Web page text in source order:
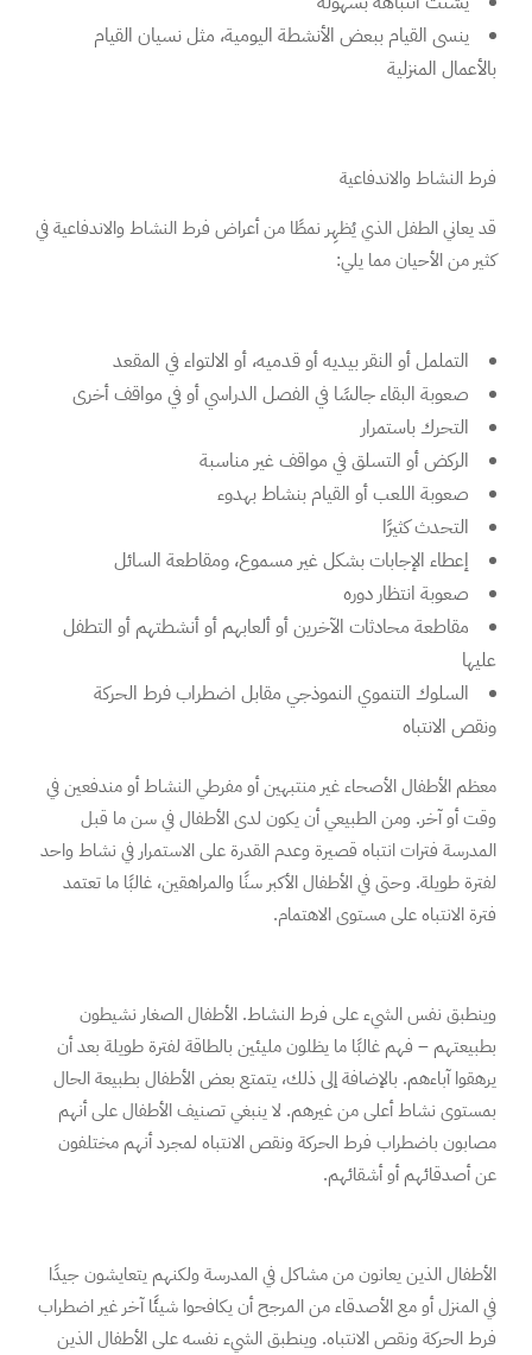
ينسى القيام ببعض الأنشطة اليومية، مثل نسيان القيام
بالأعمال المنزلية
فرط النشاط والاندفاعية
قد يعاني الطفل الذي يُظهِر نمطًا من أعراض فرط النشاط والاندفاعية في
كثير من الأحيان مما يلي:
التململ أو النقر بيديه أو قدميه، أو الالتواء في المقعد
صعوبة البقاء جالسًا في الفصل الدراسي أو في مواقف أخرى
التحرك باستمرار
الركض أو التسلق في مواقف غير مناسبة
صعوبة اللعب أو القيام بنشاط بهدوء
التحدث كثيرًا
إعطاء الإجابات بشكل غير مسموع، ومقاطعة السائل
صعوبة انتظار دوره
مقاطعة محادثات الآخرين أو ألعابهم أو أنشطتهم أو التطفل
عليها
السلوك التنموي النموذجي مقابل اضطراب فرط الحركة
ونقص الانتباه
معظم الأطفال الأصحاء غير منتبهين أو مفرطي النشاط أو مندفعين في
وقت أو آخر. ومن الطبيعي أن يكون لدى الأطفال في سن ما قبل
المدرسة فترات انتباه قصيرة وعدم القدرة على الاستمرار في نشاط واحد
لفترة طويلة. وحتى في الأطفال الأكبر سنًا والمراهقين، غالبًا ما تعتمد
فترة الانتباه على مستوى الاهتمام.
وينطبق نفس الشيء على فرط النشاط. الأطفال الصغار نشيطون
بطبيعتهم – فهم غالبًا ما يظلون مليئين بالطاقة لفترة طويلة بعد أن
يرهقوا آباءهم. بالإضافة إلى ذلك، يتمتع بعض الأطفال بطبيعة الحال
بمستوى نشاط أعلى من غيرهم. لا ينبغي تصنيف الأطفال على أنهم
مصابون باضطراب فرط الحركة ونقص الانتباه لمجرد أنهم مختلفون
عن أصدقائهم أو أشقائهم.
الأطفال الذين يعانون من مشاكل في المدرسة ولكنهم يتعايشون جيدًا
في المنزل أو مع الأصدقاء من المرجح أن يكافحوا شيئًا آخر غير اضطراب
فرط الحركة ونقص الانتباه. وينطبق الشيء نفسه على الأطفال الذين